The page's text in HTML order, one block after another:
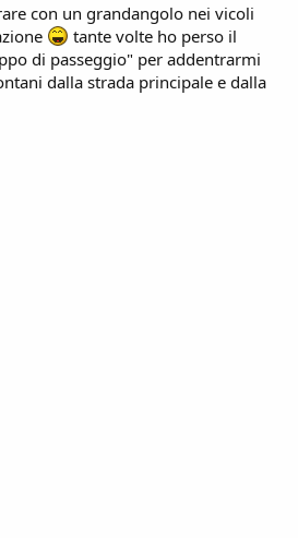
con un grandangolo nei vicoli
tante volte ho perso il
di passeggio" per addentrarmi
dalla strada principale e dalla